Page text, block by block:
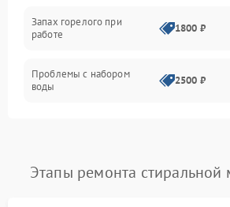
Запах горелого при
работе
1800 ₽
Проблемы с набором
воды
2500 ₽
Замена платы управления
Этапы ремонта